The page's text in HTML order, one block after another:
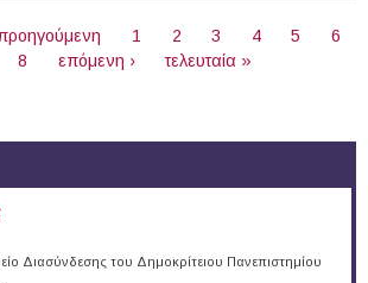
1 2 3 4 5
6
8 επόμενη › τελευταία »
Διασύνδεσης του Δημοκρίτειου Πανεπιστημίου